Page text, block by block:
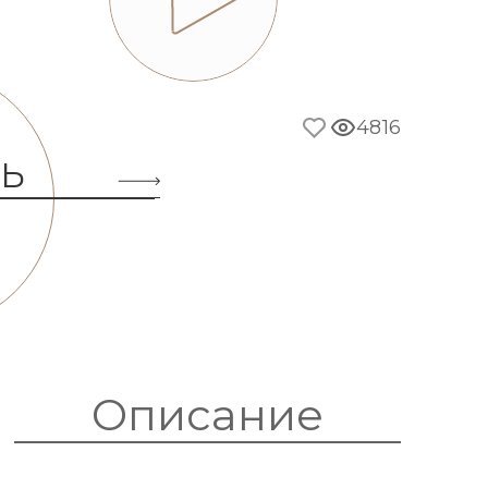
4816
Описание